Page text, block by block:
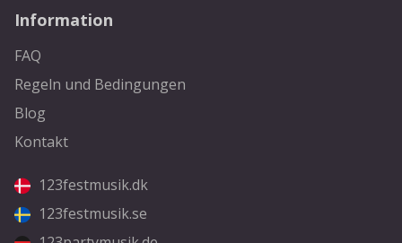
Information
FAQ
Regeln und Bedingungen
Blog
Kontakt
123festmusik.dk
123festmusik.se